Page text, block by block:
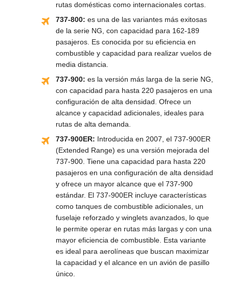
rutas domésticas como internacionales cortas.
737-800: es una de las variantes más exitosas
de la serie NG, con capacidad para 162-189
pasajeros. Es conocida por su eficiencia en
combustible y capacidad para realizar vuelos de
media distancia.
737-900: es la versión más larga de la serie NG,
con capacidad para hasta 220 pasajeros en una
configuración de alta densidad. Ofrece un
alcance y capacidad adicionales, ideales para
rutas de alta demanda.
737-900ER: Introducida en 2007, el 737-900ER
(Extended Range) es una versión mejorada del
737-900. Tiene una capacidad para hasta 220
pasajeros en una configuración de alta densidad
y ofrece un mayor alcance que el 737-900
estándar. El 737-900ER incluye características
como tanques de combustible adicionales, un
fuselaje reforzado y winglets avanzados, lo que
le permite operar en rutas más largas y con una
mayor eficiencia de combustible. Esta variante
es ideal para aerolíneas que buscan maximizar
la capacidad y el alcance en un avión de pasillo
único.